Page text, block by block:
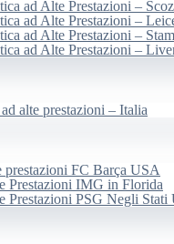
ad Alte Prestazioni –
ad Alte Prestazioni –
ad Alte Prestazioni –
ad Alte Prestazioni –
alte prestazioni – Italia
prestazioni FC Barça USA
Prestazioni IMG in Florida
Prestazioni PSG Negli Stati